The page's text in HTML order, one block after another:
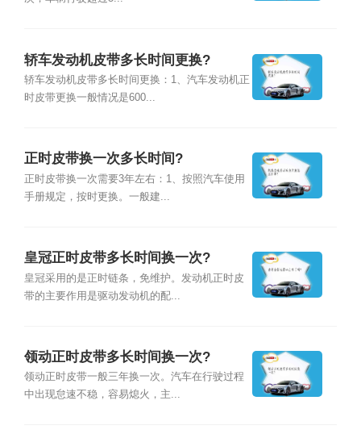
轿车发动机皮带多长时间更换?
轿车发动机皮带多长时间更换：1、汽车发动机正
时皮带更换一般情况是600...
正时皮带换一次多长时间?
正时皮带换一次需要3年左右：1、按照汽车使用
手册规定，按时更换。一般建...
皇冠正时皮带多长时间换一次?
皇冠采用的是正时链条，免维护。发动机正时皮
带的主要作用是驱动发动机的配...
领动正时皮带多长时间换一次?
领动正时皮带一般三年换一次。汽车在行驶过程
中出现怠速不稳，容易熄火，主...